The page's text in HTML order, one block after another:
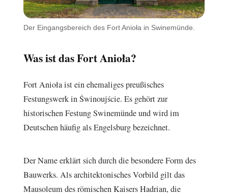
Der Eingangsbereich des Fort Anioła in Swinemünde.
Was ist das Fort Anioła?
Fort Anioła ist ein ehemaliges preußisches
Festungswerk in Świnoujście. Es gehört zur
historischen Festung Swinemünde und wird im
Deutschen häufig als Engelsburg bezeichnet.
Der Name erklärt sich durch die besondere Form des
Bauwerks. Als architektonisches Vorbild gilt das
Mausoleum des römischen Kaisers Hadrian, die